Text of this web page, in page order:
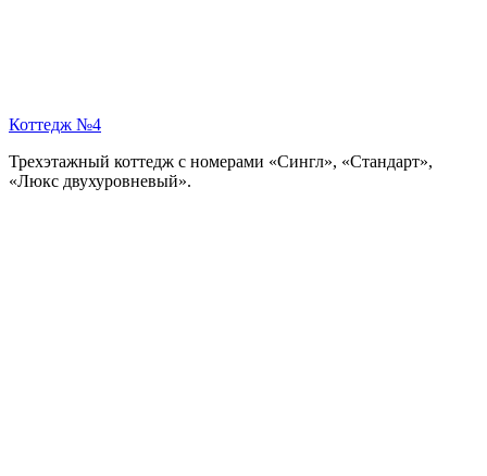
Коттедж №4
Трехэтажный коттедж с номерами «Сингл», «Стандарт»,
«Люкс двухуровневый».